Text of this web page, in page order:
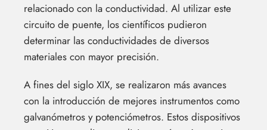
relacionado con la conductividad. Al utilizar este
circuito de puente, los científicos pudieron
determinar las conductividades de diversos
materiales con mayor precisión.
A fines del siglo XIX, se realizaron más avances
con la introducción de mejores instrumentos como
galvanómetros y potenciómetros. Estos dispositivos